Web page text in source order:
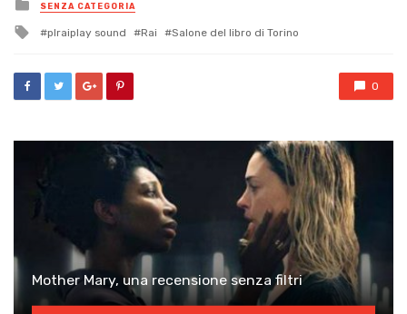
in
SENZA CATEGORIA
Tagged
plraiplay sound Rai Salone del libro di Torino
0
Mother Mary, una recensione senza filtri